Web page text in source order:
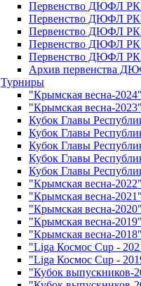
Первенство ДЮФЛ РК
Первенство ДЮФЛ РК
Первенство ДЮФЛ РК
Первенство ДЮФЛ РК
Первенство ДЮФЛ РК
Архив первенства
Турниры
"Крымская весна-2024"
"Крымская весна-2023"
Кубок Главы
Кубок Главы
Кубок Главы
Кубок Главы
Кубок Главы
"Крымская весна-2022"
"Крымская весна-2021"
"Крымская весна-2020"
"Крымская весна-2019"
"Крымская весна-2018"
"Liga Космос Cup -
"Liga Космос Cup -
"Кубок выпускников-